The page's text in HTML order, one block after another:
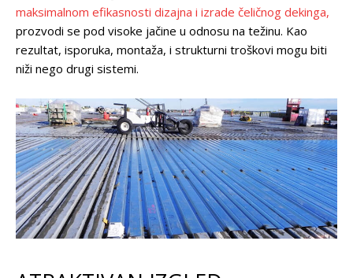
maksimalnom efikasnosti dizajna i izrade čeličnog dekinga,
prozvodi se pod visoke jačine u odnosu na težinu. Kao
rezultat, isporuka, montaža, i strukturni troškovi mogu biti
niži nego drugi sistemi.